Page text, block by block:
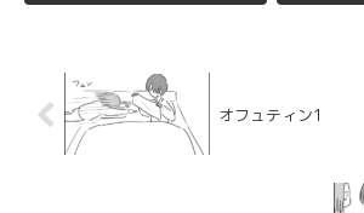
オフュティン1